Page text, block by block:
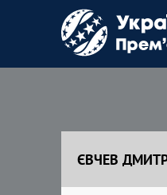
Зоря
ЄВЧЕВ